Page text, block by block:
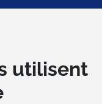
utilisent